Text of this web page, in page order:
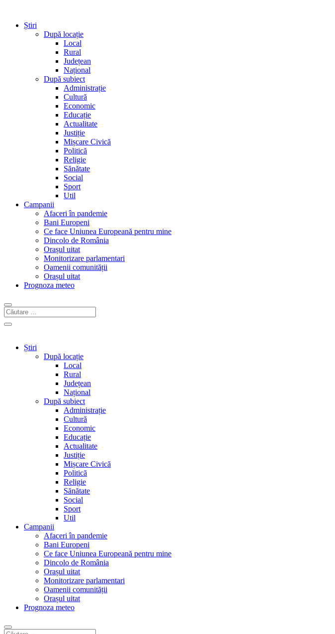
Știri
După locație
Local
Rural
Județean
Național
După subiect
Administrație
Cultură
Economic
Educație
Actualitate
Justiție
Mișcare Civică
Politică
Religie
Sănătate
Social
Sport
Util
Campanii
Afaceri în pandemie
Bani Europeni
Ce face Uniunea Europeană pentru mine
Dincolo de România
Orașul uitat
Monitorizare parlamentari
Oamenii comunității
Orașul uitat
Prognoza meteo
Știri
După locație
Local
Rural
Județean
Național
După subiect
Administrație
Cultură
Economic
Educație
Actualitate
Justiție
Mișcare Civică
Politică
Religie
Sănătate
Social
Sport
Util
Campanii
Afaceri în pandemie
Bani Europeni
Ce face Uniunea Europeană pentru mine
Dincolo de România
Orașul uitat
Monitorizare parlamentari
Oamenii comunității
Orașul uitat
Prognoza meteo